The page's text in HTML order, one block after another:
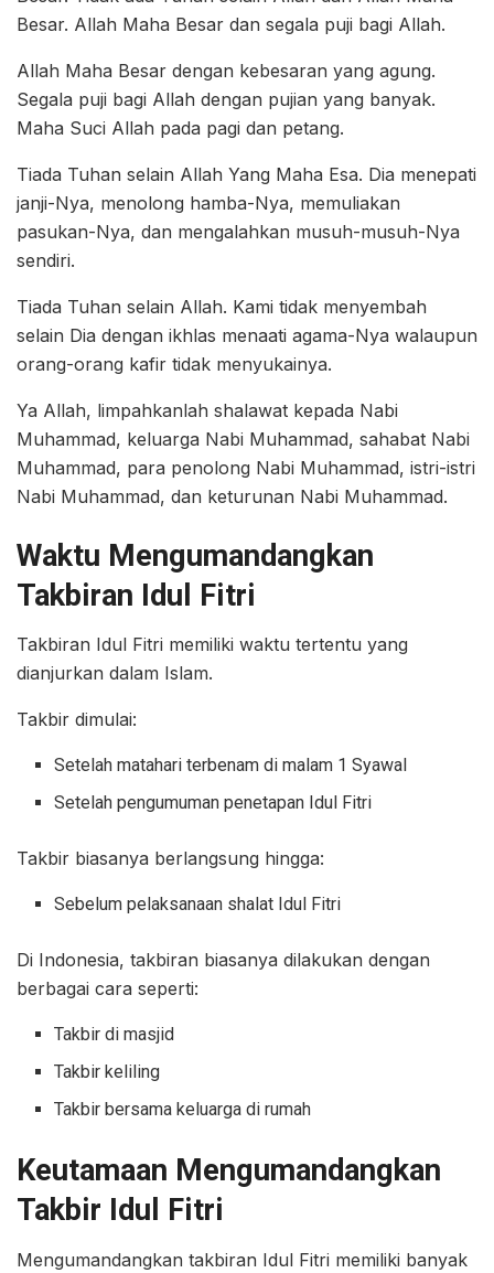
Besar. Allah Maha Besar dan segala puji bagi Allah.
Allah Maha Besar dengan kebesaran yang agung.
Segala puji bagi Allah dengan pujian yang banyak.
Maha Suci Allah pada pagi dan petang.
Tiada Tuhan selain Allah Yang Maha Esa. Dia menepati
janji-Nya, menolong hamba-Nya, memuliakan
pasukan-Nya, dan mengalahkan musuh-musuh-Nya
sendiri.
Tiada Tuhan selain Allah. Kami tidak menyembah
selain Dia dengan ikhlas menaati agama-Nya walaupun
orang-orang kafir tidak menyukainya.
Ya Allah, limpahkanlah shalawat kepada Nabi
Muhammad, keluarga Nabi Muhammad, sahabat Nabi
Muhammad, para penolong Nabi Muhammad, istri-istri
Nabi Muhammad, dan keturunan Nabi Muhammad.
Waktu Mengumandangkan
Takbiran Idul Fitri
Takbiran Idul Fitri memiliki waktu tertentu yang
dianjurkan dalam Islam.
Takbir dimulai:
Setelah matahari terbenam di malam 1 Syawal
Setelah pengumuman penetapan Idul Fitri
Takbir biasanya berlangsung hingga:
Sebelum pelaksanaan shalat Idul Fitri
Di Indonesia, takbiran biasanya dilakukan dengan
berbagai cara seperti:
Takbir di masjid
Takbir keliling
Takbir bersama keluarga di rumah
Keutamaan Mengumandangkan
Takbir Idul Fitri
Mengumandangkan takbiran Idul Fitri memiliki banyak